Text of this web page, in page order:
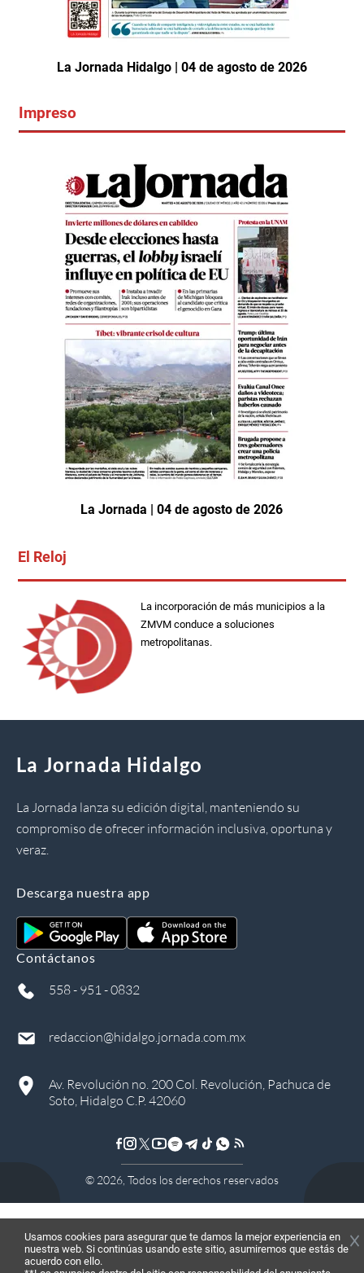
La Jornada Hidalgo | 04 de agosto de 2026
Impreso
La Jornada | 04 de agosto de 2026
El Reloj
La incorporación de más municipios a la
ZMVM conduce a soluciones
metropolitanas.
La Jornada Hidalgo
La Jornada lanza su edición digital, manteniendo su
compromiso de ofrecer información inclusiva, oportuna y
veraz.
Descarga nuestra app
Contáctanos
558 - 951 - 0832
redaccion@hidalgo.jornada.com.mx
Av. Revolución no. 200 Col. Revolución, Pachuca de
Soto, Hidalgo C.P. 42060
© 2026 , Todos los derechos reservados
Usamos cookies para asegurar que te damos la mejor experiencia en
nuestra web. Si continúas usando este sitio, asumiremos que estás de
acuerdo con ello.